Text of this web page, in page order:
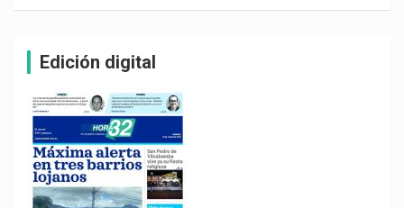
Edición digital